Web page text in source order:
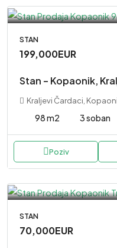
STAN
199,000EUR
Stan – Kopaonik,
Kraljevi Čardaci,
98 m2 3 soban
Poziv
STAN
70,000EUR